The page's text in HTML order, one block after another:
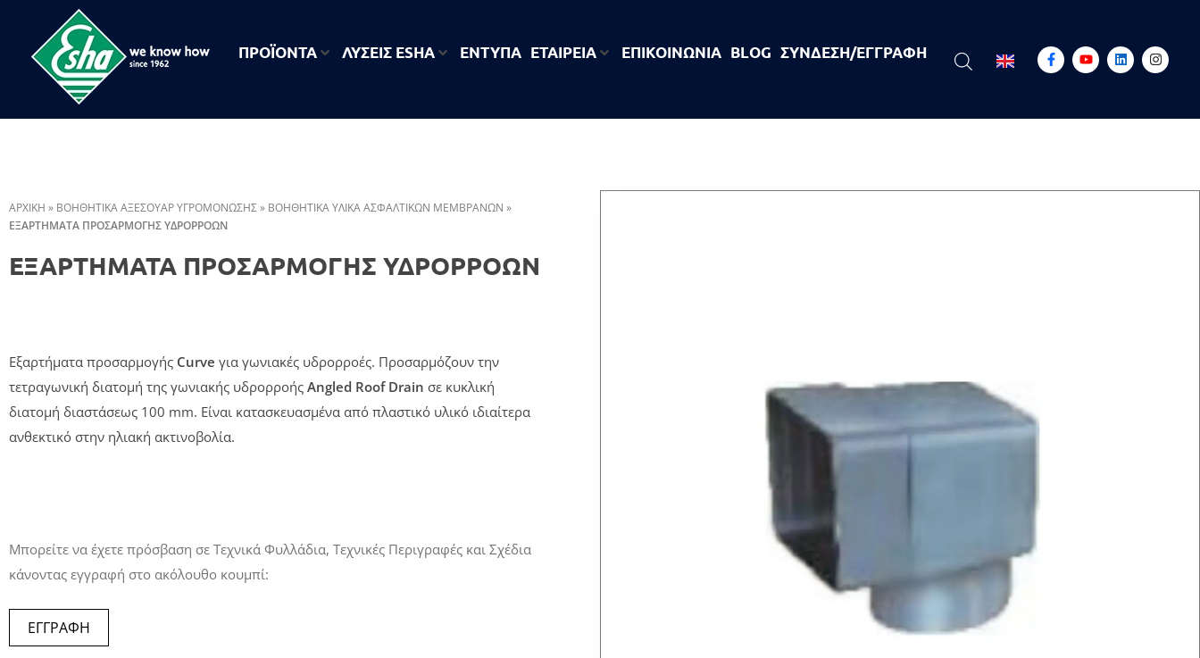
ESHA
ΠΡΟΪΟΝΤΑ ΛΥΣΕΙΣ ESHA ΕΝΤΥΠΑ ΕΤΑΙΡΕΊΑ ΕΠΙΚΟΙΝΩΝΙΑ BLOG ΣΎΝΔΕΣΗ/ΕΓΓΡΑΦΉ
ΑΡΧΙΚΗ » ΒΟΗΘΗΤΙΚΑ ΑΞΕΣΟΥΑΡ ΥΓΡΟΜΟΝΩΣΗΣ» ΒΟΗΘΗΤΙΚΆ ΥΛΙΚΆ ΑΣΦΑΛΤΙΚΏΝ ΜΕΜΒΡΆΝΩΝ »
ΕΞΑΡΤΗΜΑΤΑ ΠΡΟΣΑΡΜΟΓΗΣ ΥΔΡΟΡΡΟΩΝ
ΕΞΑΡΤΗΜΑΤΑ ΠΡΟΣΑΡΜΟΓΗΣ ΥΔΡΟΡΡΟΩΝ
Εξαρτήματα προσαρμογής Curve για γωνιακές υδρορροές. Προσαρμόζουν την
τετραγωνική διατομή της γωνιακής υδρορροής Angled Roof Drain σε κυκλική
διατομή διαστάσεως 100 mm. Είναι κατασκευασμένα από πλαστικό υλικό ιδιαίτερα
ανθεκτικό στην ηλιακή ακτινοβολία.
Μπορείτε να έχετε πρόσβαση σε Τεχνικά Φυλλάδια, Τεχνικές Περιγραφές και Σχέδια
κάνοντας εγγραφή στο ακόλουθο κουμπί:
ΕΓΓΡΑΦΗ